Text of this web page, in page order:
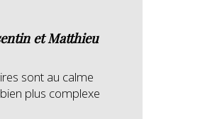
et Matthieu
sont au calme
plus complexe